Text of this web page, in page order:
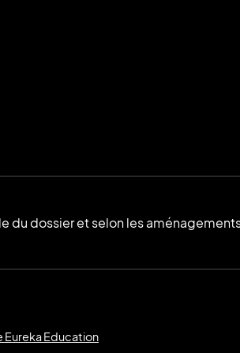
du dossier et selon les
Eureka Education